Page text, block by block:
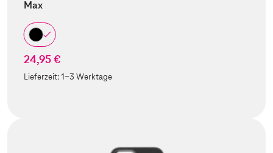
Max
24,95 €
Lieferzeit:1-3 Werktage